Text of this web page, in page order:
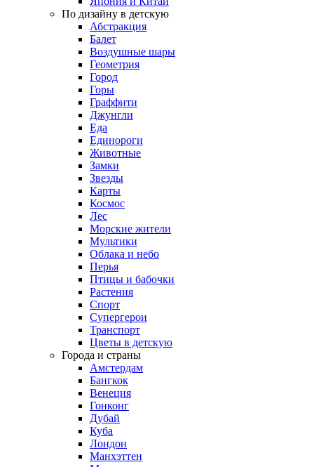
По дизайну в детскую
Абстракция
Балет
Воздушные шары
Геометрия
Город
Горы
Граффити
Джунгли
Еда
Единороги
Животные
Замки
Звезды
Карты
Космос
Лес
Морские жители
Мультики
Облака и небо
Перья
Птицы и бабочки
Растения
Спорт
Супергерои
Транспорт
Цветы в детскую
Города и страны
Амстердам
Бангкок
Венеция
Гонконг
Дубай
Куба
Лондон
Манхэттен